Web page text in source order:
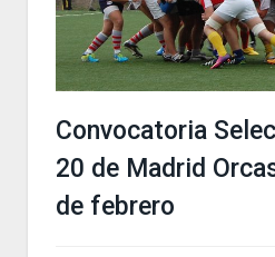
Convocatoria
20 de Madrid
de febrero